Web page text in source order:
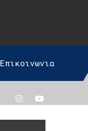
Επικοινωνια